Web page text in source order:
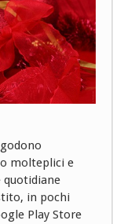
godono
molteplici e
quotidiane
in pochi
Play Store